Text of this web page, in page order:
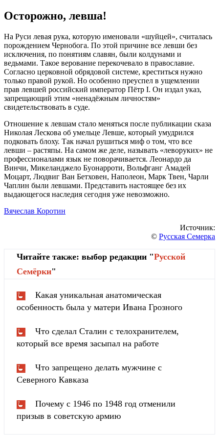
Осторожно, левша!
На Руси левая рука, которую именовали «шуйцей», считалась
порождением Чернобога. По этой причине все левши без
исключения, по понятиям славян, были колдунами и
ведьмами. Такое верование перекочевало в православие.
Согласно церковной обрядовой системе, креститься нужно
только правой рукой. Но особенно преуспел в ущемлении
прав левшей российский император Пётр I. Он издал указ,
запрещающий этим «ненадёжным личностям»
свидетельствовать в суде.
Отношение к левшам стало меняться после публикации сказа
Николая Лескова об умельце Левше, который умудрился
подковать блоху. Так начал рушиться миф о том, что все
левши – растяпы. На самом же деле, называть «леворуких» не
профессионалами язык не поворачивается. Леонардо да
Винчи, Микеланджело Буонарроти, Вольфганг Амадей
Моцарт, Людвиг Ван Бетховен, Наполеон, Марк Твен, Чарли
Чаплин были левшами. Представить настоящее без их
выдающегося наследия сегодня уже невозможно.
Вячеслав Коротин
Источник:
© Русская Семерка
Читайте также: выбор редакции "Русской
Cемёрки"
Какая уникальная анатомическая
особенность была у матери Ивана Грозного
Что сделал Сталин с телохранителем,
который все время засыпал на работе
Что запрещено делать мужчине с
Северного Кавказа
Почему с 1946 по 1948 год отменили
призыв в советскую армию